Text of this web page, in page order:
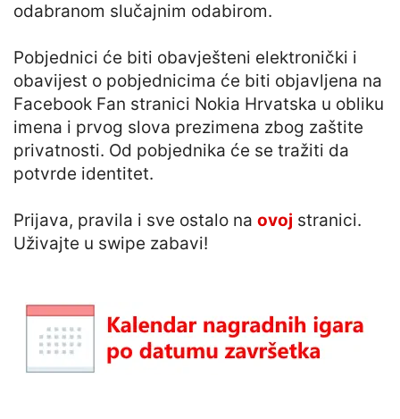
odabranom slučajnim odabirom.
Pobjednici će biti obavješteni elektronički i
obavijest o pobjednicima će biti objavljena na
Facebook Fan stranici Nokia Hrvatska u obliku
imena i prvog slova prezimena zbog zaštite
privatnosti. Od pobjednika će se tražiti da
potvrde identitet.
Prijava, pravila i sve ostalo na ovoj stranici.
Uživajte u swipe zabavi!